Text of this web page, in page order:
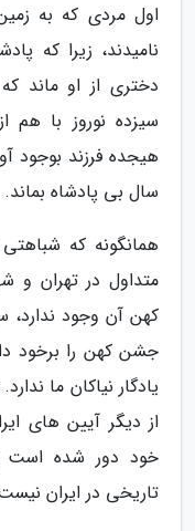
اول مردی که به
نامیدند، زیرا که
دختری از او ماند
سیزده نوروز با هم
هیجده فرزند بوجود
سال بی پادشاه بماند.
همانگونه که
متداول در تهران و
کهن آن وجود ندارد،
جشن کهن را برخود
یادگار نیاکان ما
از دیگر آیین های
خود دور شده است
تاریخی در ایران